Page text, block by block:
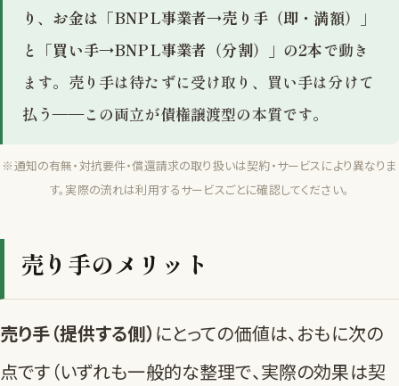
り 、 お金は「BNPL事業者→売り手（即・満額）」
と「買い手→BNPL事業者（分割）」の2本で動き
ます。売り手は待たずに受け取り、買い手は分けて
払う——この両立が債権譲渡型の本質です。
※通知の有無・対抗要件・償還請求の取り扱いは契約・サービスにより異なりま
す。実際の流れは利用するサービスごとに確認してください。
売り手のメリット
売り手（提供する側） にとっての価値は、おもに次の
点です（いずれも一般的な整理で、実際の効果は契